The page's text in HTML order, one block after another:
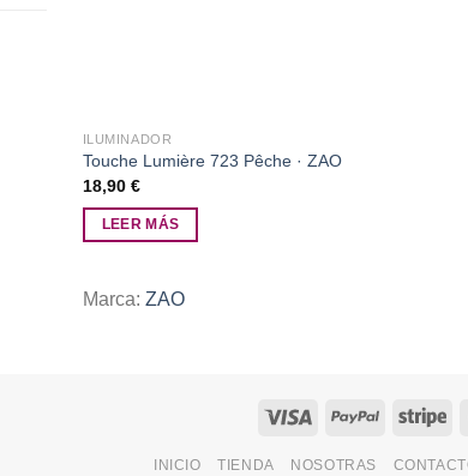
ILUMINADOR
Touche Lumière 723 Pêche · ZAO
18,90 €
LEER MÁS
Marca: ZAO
INICIO TIENDA NOSOTRAS